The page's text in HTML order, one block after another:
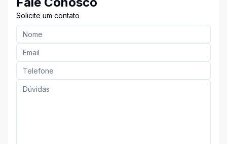
Solicite um contato